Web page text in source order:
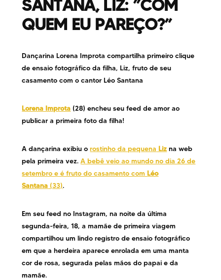
SANTANA, LIZ: ”COM
QUEM EU PAREÇO?”
Dançarina Lorena Improta compartilha primeiro clique
de ensaio fotográfico da filha, Liz, fruto de seu
casamento com o cantor Léo Santana
Lorena Improta (28) encheu seu feed de amor ao
publicar a primeira foto da filha!
A dançarina exibiu orostinho da pequena Liz na web
pela primeira vez. A bebê veio ao mundo no dia 26 de
setembro e é fruto do casamento com Léo
Santana (33).
Em seu feed no Instagram, na noite da última
segunda-feira, 18, a mamãe de primeira viagem
compartilhou um lindo registro de ensaio fotográfico
em que a herdeira aparece enrolada em uma manta
cor de rosa, segurada pelas mãos do papai e da
mamãe.